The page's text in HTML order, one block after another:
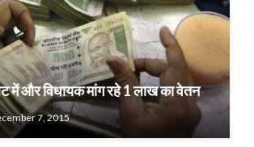
में और विधायक मांग रहे 1 लाख का वेतन
7, 2015